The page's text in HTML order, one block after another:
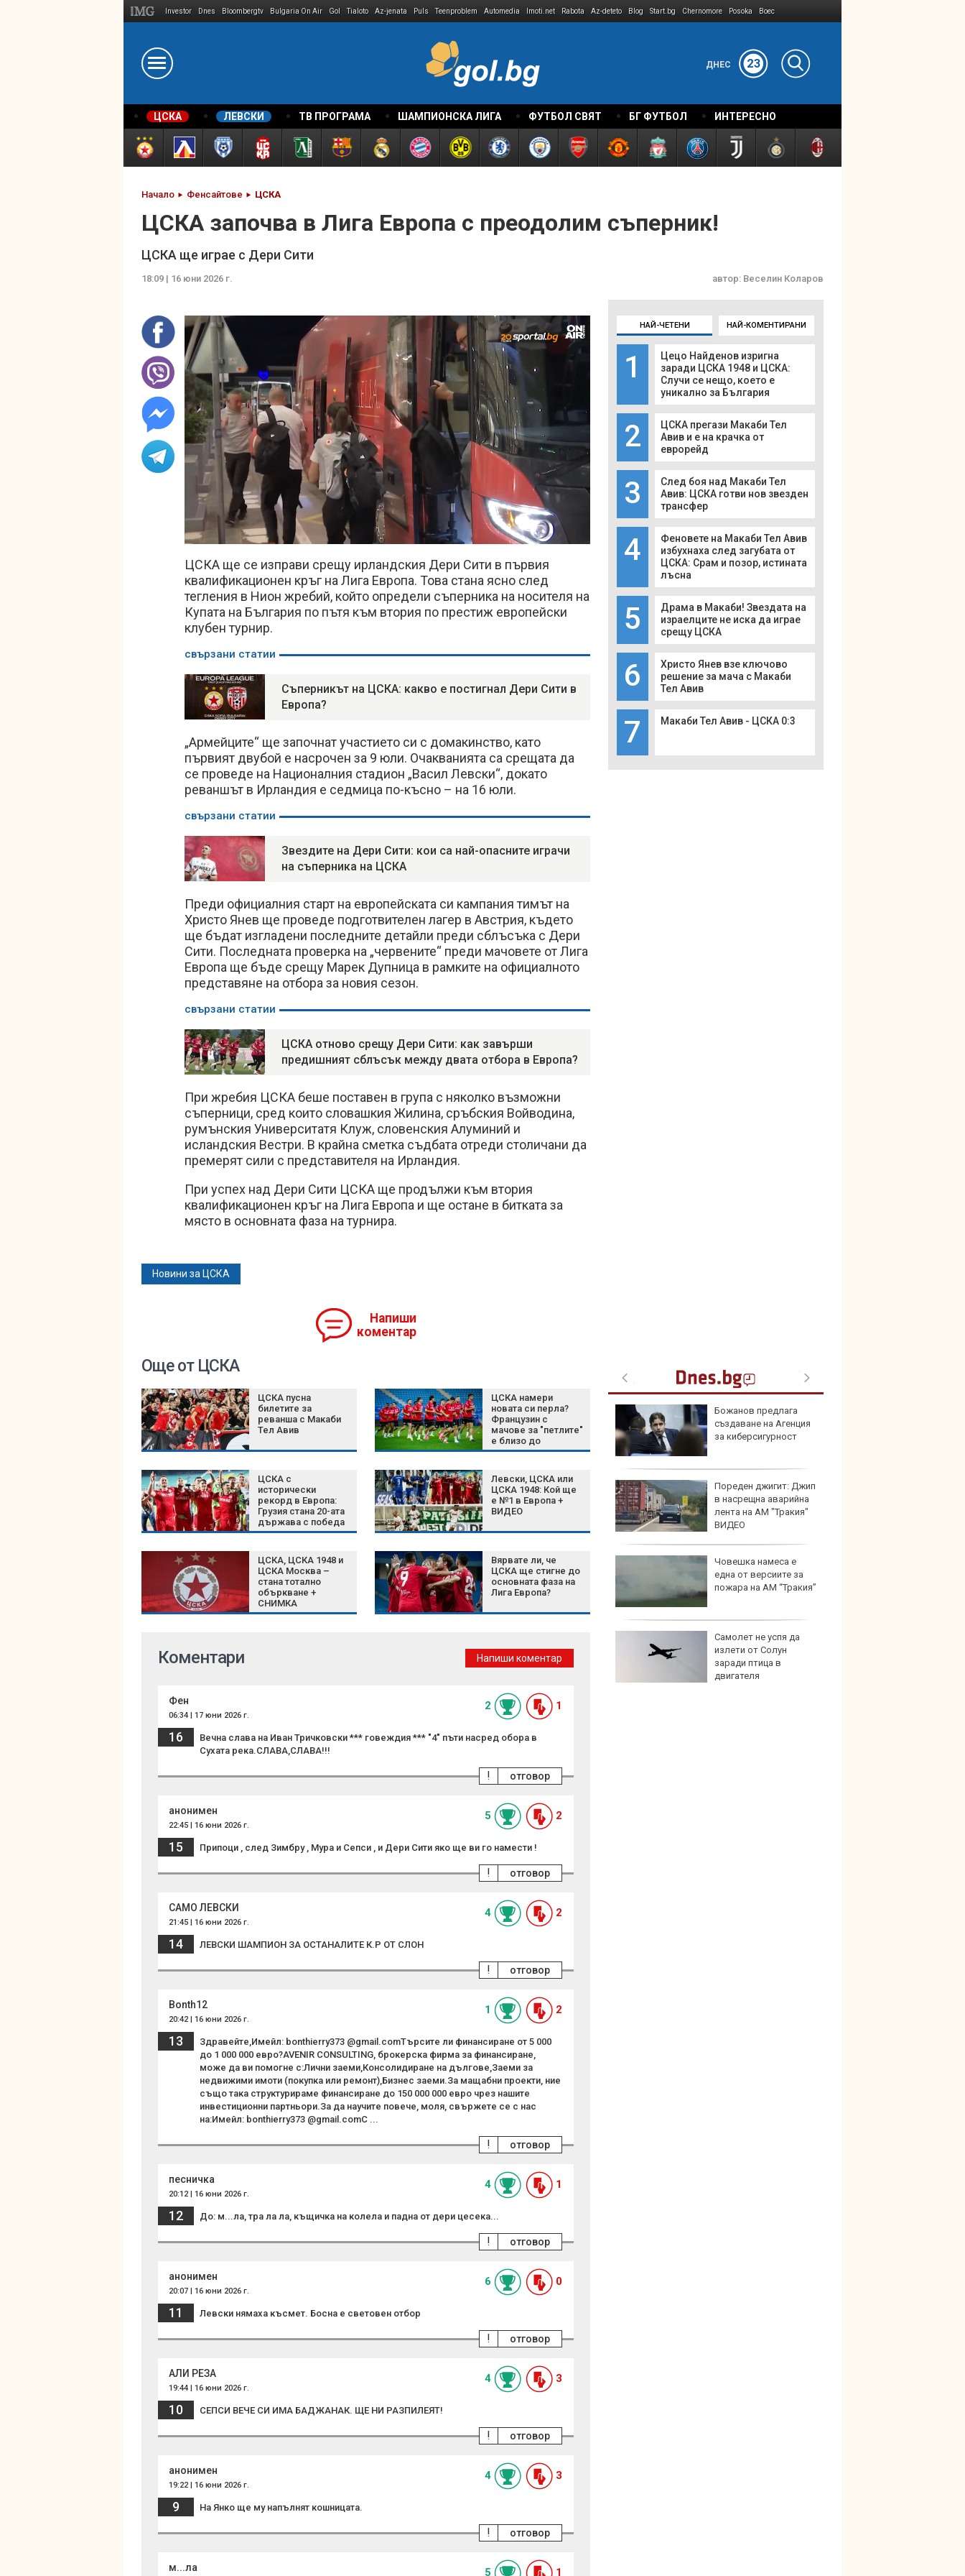
Investor Dnes Bloombergtv Bulgaria On Air Gol Tialoto Az-jenata Puls Teenproblem Automedia Imoti.net Rabota Az-deteto Blog Start.bg Chernomore Posoka Boec
ДНЕС 23
ЦСКА ЛЕВСКИ ТВ ПРОГРАМА ШАМПИОНСКА ЛИГА ФУТБОЛ СВЯТ БГ ФУТБОЛ ИНТЕРЕСНО
Начало Фенсайтове ЦСКА
ЦСКА започва в Лига Европа с преодолим съперник!
ЦСКА ще играе с Дери Сити
18:09 | 16 юни 2026 г. автор: Веселин Коларов
Unmute Loaded
70.94%
ЦСКА ще се изправи срещу ирландския Дери Сити в първия
квалификационен кръг на Лига Европа. Това стана ясно след
тегления в Нион жребий, който определи съперника на носителя на
Купата на България по пътя към втория по престиж европейски
клубен турнир.
свързани статии
Съперникът на ЦСКА: какво е постигнал Дери Сити в
Европа?
„Армейците“ ще започнат участието си с домакинство, като
първият двубой е насрочен за 9 юли. Очакванията са срещата да
се проведе на Националния стадион „Васил Левски“, докато
реваншът в Ирландия е седмица по-късно – на 16 юли.
свързани статии
Звездите на Дери Сити: кои са най-опасните играчи
на съперника на ЦСКА
Преди официалния старт на европейската си кампания тимът на
Христо Янев ще проведе подготвителен лагер в Австрия, където
ще бъдат изгладени последните детайли преди сблъсъка с Дери
Сити. Последната проверка на „червените“ преди мачовете от Лига
Европа ще бъде срещу Марек Дупница в рамките на официалното
представяне на отбора за новия сезон.
свързани статии
ЦСКА отново срещу Дери Сити: как завърши
предишният сблъсък между двата отбора в Европа?
При жребия ЦСКА беше поставен в група с няколко възможни
съперници, сред които словашкия Жилина, сръбския Войводина,
румънския Университатя Клуж, словенския Алуминий и
исландския Вестри. В крайна сметка съдбата отреди столичани да
премерят сили с представителя на Ирландия.
При успех над Дери Сити ЦСКА ще продължи към втория
квалификационен кръг на Лига Европа и ще остане в битката за
място в основната фаза на турнира.
Новини за ЦСКА
Напиши
коментар
НАЙ-ЧЕТЕНИ НАЙ-КОМЕНТИРАНИ
1
Цецо Найденов изригна
заради ЦСКА 1948 и ЦСКА:
Случи се нещо, което е
уникално за България
2
ЦСКА прегази Макаби Тел
Авив и е на крачка от
еврорейд
3
След боя над Макаби Тел
Авив: ЦСКА готви нов звезден
трансфер
4
Феновете на Макаби Тел Авив
избухнаха след загубата от
ЦСКА: Срам и позор, истината
лъсна
5
Драма в Макаби! Звездата на
израелците не иска да играе
срещу ЦСКА
6
Христо Янев взе ключово
решение за мача с Макаби
Тел Авив
7 Макаби Тел Авив - ЦСКА 0:3
Още от ЦСКА
ЦСКА пусна
билетите за
реванша с Макаби
Тел Авив
ЦСКА намери
новата си перла?
Французин с
мачове за "петлите"
е близо до
"червените"
ЦСКА с
исторически
рекорд в Европа:
Грузия стана 20-ата
държава с победа
на „червените“ като
Левски, ЦСКА или
ЦСКА 1948: Кой ще
е №1 в Европа +
ВИДЕО
ЦСКА, ЦСКА 1948 и
ЦСКА Москва –
стана тотално
объркване +
СНИМКА
Вярвате ли, че
ЦСКА ще стигне до
основната фаза на
Лига Европа?
Криминален психолог
за убийството в
Пловдив: Действали
са като глутница,
Стрелецът от
училището в Тайланд
първо убил баба си и
Експерт: Печалбата,
която реализира АЕЦ
"Козлодуй", е обидно
българите: Не
пътувайте до Куба
Божанов предлага
създаване на Агенция
за киберсигурност
Пореден джигит: Джип
в насрещна аварийна
лента на АМ "Тракия"
ВИДЕО
Човешка намеса е
една от версиите за
пожара на АМ “Тракия”
Самолет не успя да
излети от Солун
заради птица в
двигателя
Коментари Напиши коментар
Фен
06:34 | 17 юни 2026 г.
2 1
16
Вечна слава на Иван Тричковски *** говеждия *** "4" пъти насред обора в
Сухата река.СЛАВА,СЛАВА!!!
отговор
!
анонимен
22:45 | 16 юни 2026 г.
5 2
15 Припоци , след Зимбру , Мура и Сепси , и Дери Сити яко ще ви го намести !
отговор
!
САМО ЛЕВСКИ
21:45 | 16 юни 2026 г.
4 2
14 ЛЕВСКИ ШАМПИОН ЗА ОСТАНАЛИТЕ К.Р ОТ СЛОН
отговор
!
Bonth12
20:42 | 16 юни 2026 г.
1 2
13
Здравейте,Имейл: bonthierry373 @gmail.comТърсите ли финансиране от 5 000
до 1 000 000 евро?AVENIR CONSULTING, брокерска фирма за финансиране,
може да ви помогне с:Лични заеми,Консолидиране на дългове,Заеми за
недвижими имоти (покупка или ремонт),Бизнес заеми.За мащабни проекти, ние
също така структурираме финансиране до 150 000 000 евро чрез нашите
инвестиционни партньори.За да научите повече, моля, свържете се с нас
на:Имейл: bonthierry373 @gmail.comС ...
отговор
!
песничка
20:12 | 16 юни 2026 г.
4 1
12 До: м...ла, тра ла ла, къщичка на колела и падна от дери цесека...
отговор
!
анонимен
20:07 | 16 юни 2026 г.
6 0
11 Левски нямаха късмет. Босна е световен отбор
отговор
!
АЛИ РЕЗА
19:44 | 16 юни 2026 г.
4 3
10 СЕПСИ ВЕЧЕ СИ ИМА БАДЖАНАК. ЩЕ НИ РАЗПИЛЕЯТ!
отговор
!
анонимен
19:22 | 16 юни 2026 г.
4 3
9 На Янко ще му напълнят кошницата.
отговор
!
м...ла 5 1